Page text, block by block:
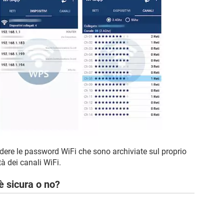
le password WiFi che sono archiviate sul proprio
dei canali WiFi.
sicura o no?